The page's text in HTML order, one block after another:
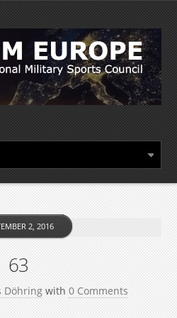
63
Döhring
2, 2016
with 0 Comments